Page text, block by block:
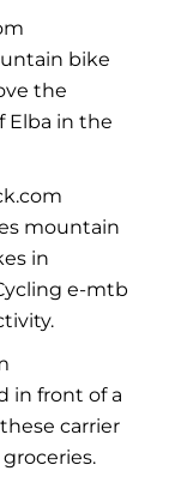
bike
the
Elba in the
mountain
in
e-mtb
in front of a
carrier